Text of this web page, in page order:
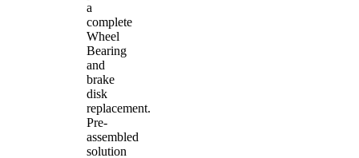
a
complete
Wheel
Bearing
and
brake
disk
replacement.
Pre-
assembled
solution